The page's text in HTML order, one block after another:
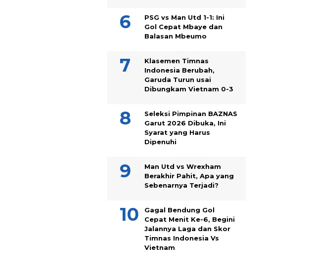
PSG vs Man Utd 1-1: Ini
Gol Cepat Mbaye dan
Balasan Mbeumo
Klasemen Timnas
Indonesia Berubah,
Garuda Turun usai
Dibungkam Vietnam 0-3
Seleksi Pimpinan BAZNAS
Garut 2026 Dibuka, Ini
Syarat yang Harus
Dipenuhi
Man Utd vs Wrexham
Berakhir Pahit, Apa yang
Sebenarnya Terjadi?
Gagal Bendung Gol
Cepat Menit Ke-6, Begini
Jalannya Laga dan Skor
Timnas Indonesia Vs
Vietnam